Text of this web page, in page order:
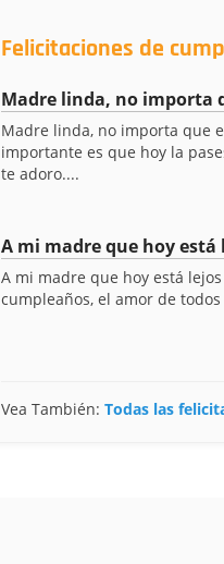
Felicitaciones de
Madre linda, no importa
Madre linda, no importa que
importante es que hoy la
te adoro....
A mi madre que hoy está
A mi madre que hoy está
cumpleaños, el amor de
Vea También: Todas las